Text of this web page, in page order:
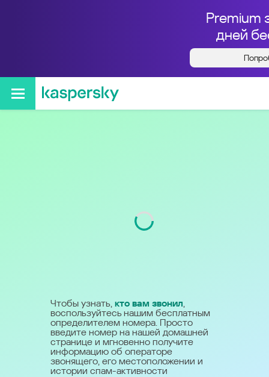
Premium
дней
Кто звонил с номера
+79691403051
Чтобы узнать, кто вам звонил,
воспользуйтесь нашим бесплатным
определителем номера. Просто
введите номер на нашей домашней
странице и мгновенно получите
информацию об операторе
звонящего, его местоположении и
истории спам-активности